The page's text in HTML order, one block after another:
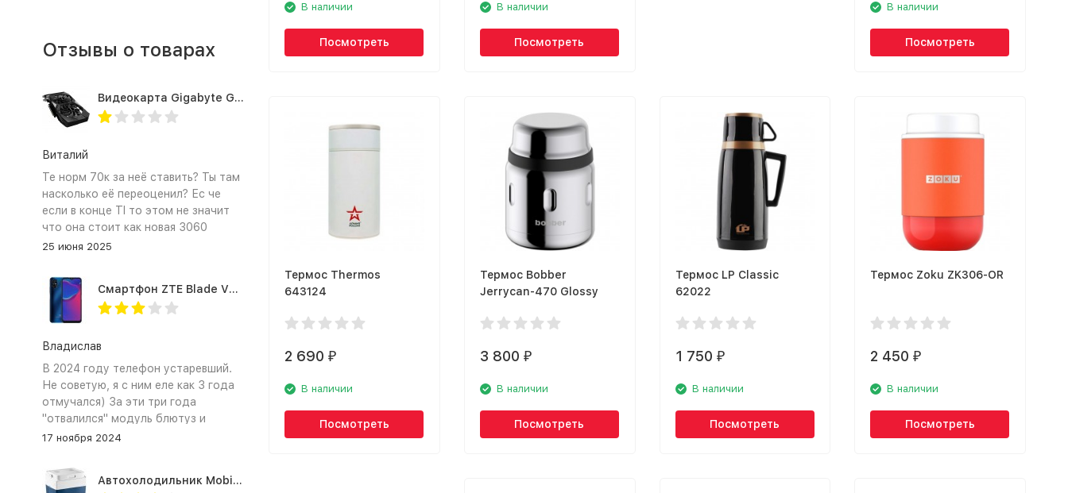
В наличии
Посмотреть
В наличии
Посмотреть
В наличии
Посмотреть
Термос Thermos
643124
2 690 ₽
В наличии
Посмотреть
Термос Bobber
Jerrycan-470 Glossy
3 800 ₽
В наличии
Посмотреть
Термос LP Classic
62022
1 750 ₽
В наличии
Посмотреть
Термос Zoku ZK306-OR
2 450₽
В наличии
Посмотреть
Отзывы о товарах
Видеокарта Gigabyte GTX1660TI 6GB (GV-N166TOC-6GD 1.0A)
Виталий
Те норм 70к за неё ставить? Ты там
насколько её переоценил? Ес че
если в конце TI то этом не значит
что она стоит как новая 3060
25 июня 2025
Смартфон ZTE Blade V2020 Smart 64 Гб синий
Владислав
В 2024 году телефон устаревший.
Не советую, я с ним еле как 3 года
отмучался) За эти три года
"отвалился" модуль блютуз и
сканер отпечатка пальца
17 ноября 2024
Автохолодильник Mobicool MV26 AC/DC